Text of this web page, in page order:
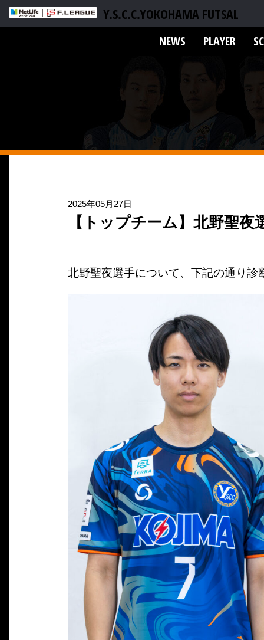
Y.S.C.C.YOKOHAMA FUTSAL
NEWS PLAYER
2025年05月27日
【トップチーム】北野聖
北野聖夜選手について、下記の通り